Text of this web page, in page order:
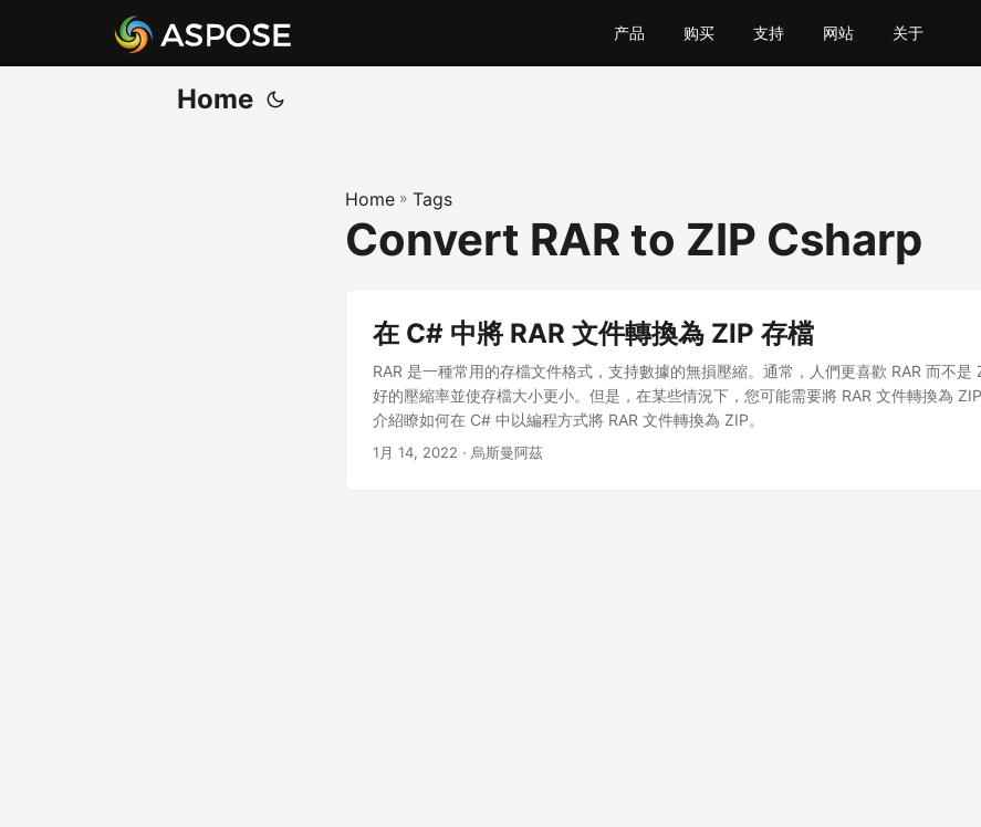
产品 购买 支持 网站 关于
Home
Home » Tags
Convert RAR to ZIP Csharp
在 C# 中將 RAR 文件轉換為 ZIP 存檔
RAR 是一種常用的存檔文件格式，支持數據的無損壓縮。通常，人們更喜歡 RAR 而不是
好的壓縮率並使存檔大小更小。但是，在某些情況下，您可能需要將 RAR 文件轉換為
介紹瞭如何在 C# 中以編程方式將 RAR 文件轉換為 ZIP。
1月 14, 2022 · 烏斯曼阿茲